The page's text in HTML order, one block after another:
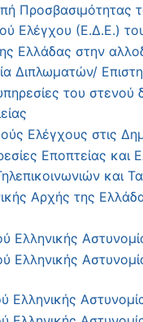
Προσβασιμότητας
Ελέγχου (Ε.Δ.Ε.)
Ελλάδας στην
Διπλωματών/
του στενού
Ελέγχους στις
Εποπτείας
και
Αρχής της
Ελληνικής